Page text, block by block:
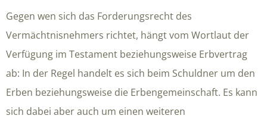
Gegen wen sich das Forderungsrecht des
Vermächtnisnehmers richtet, hängt vom Wortlaut der
Verfügung im Testament beziehungsweise Erbvertrag
ab: In der Regel handelt es sich beim Schuldner um den
Erben beziehungsweise die Erbengemeinschaft. Es kann
sich dabei aber auch um einen weiteren